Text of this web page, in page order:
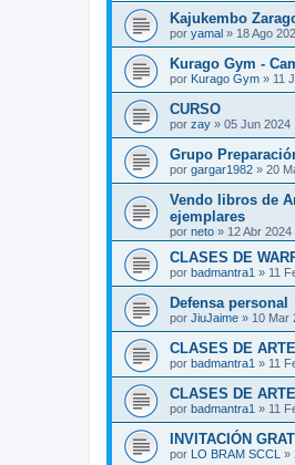
Kajukembo
por yamal » 18 Ago
Kurago Gym -
por Kurago Gym » 11
CURSO
por zay » 05 Jun 2024
Grupo
por gargar1982 » 20
Vendo libros de
ejemplares
por neto » 12 Abr 2024
CLASES DE
por badmantra1 » 11
Defensa personal
por JiuJaime » 10 Mar
CLASES DE
por badmantra1 » 11
CLASES DE
por badmantra1 » 11
INVITACIÓN
por LO BRAM SCCL »